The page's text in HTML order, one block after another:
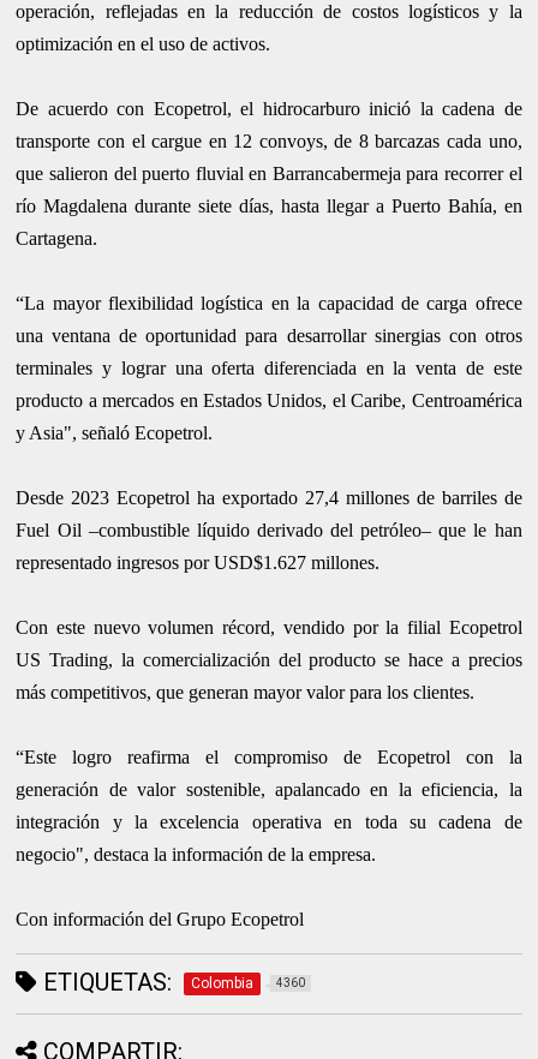
operación, reflejadas en la reducción de costos logísticos y la
optimización en el uso de activos.
De acuerdo con Ecopetrol, el hidrocarburo inició la cadena de
transporte con el cargue en 12 convoys, de 8 barcazas cada uno,
que salieron del puerto fluvial en Barrancabermeja para recorrer el
río Magdalena durante siete días, hasta llegar a Puerto Bahía, en
Cartagena.
“La mayor flexibilidad logística en la capacidad de carga ofrece
una ventana de oportunidad para desarrollar sinergias con otros
terminales y lograr una oferta diferenciada en la venta de este
producto a mercados en Estados Unidos, el Caribe, Centroamérica
y Asia", señaló Ecopetrol.
Desde 2023 Ecopetrol ha exportado 27,4 millones de barriles de
Fuel Oil –combustible líquido derivado del petróleo– que le han
representado ingresos por USD$1.627 millones.
Con este nuevo volumen récord, vendido por la filial Ecopetrol
US Trading, la comercialización del producto se hace a precios
más competitivos, que generan mayor valor para los clientes.
“Este logro reafirma el compromiso de Ecopetrol con la
generación de valor sostenible, apalancado en la eficiencia, la
integración y la excelencia operativa en toda su cadena de
negocio", destaca la información de la empresa.
Con información del Grupo Ecopetrol
ETIQUETAS: Colombia 4360
COMPARTIR: